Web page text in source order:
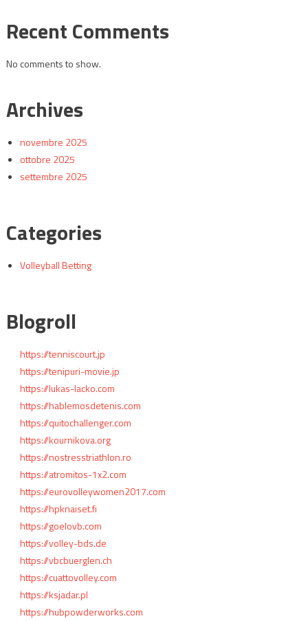
Recent Comments
No comments to show.
Archives
novembre 2025
ottobre 2025
settembre 2025
Categories
Volleyball Betting
Blogroll
https://tenniscourt.jp
https://tenipuri-movie.jp
https://lukas-lacko.com
https://hablemosdetenis.com
https://quitochallenger.com
https://kournikova.org
https://nostresstriathlon.ro
https://atromitos-1x2.com
https://eurovolleywomen2017.com
https://hpknaiset.fi
https://goelovb.com
https://volley-bds.de
https://vbcbuerglen.ch
https://cuattovolley.com
https://ksjadar.pl
https://hubpowderworks.com